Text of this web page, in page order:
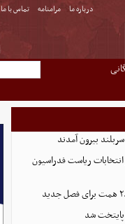
درباره ما مرامنامه تماس با ما
ریاست فدراسیون
پایتخت شد